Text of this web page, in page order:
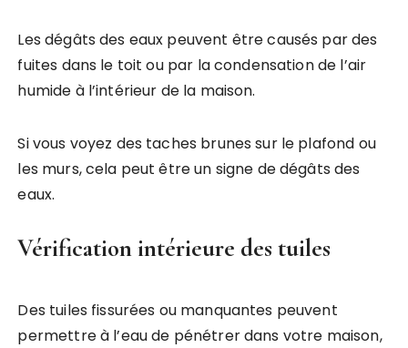
Les dégâts des eaux peuvent être causés par des
fuites dans le toit ou par la condensation de l’air
humide à l’intérieur de la maison.
Si vous voyez des taches brunes sur le plafond ou
les murs, cela peut être un signe de dégâts des
eaux.
Vérification intérieure des tuiles
Des tuiles fissurées ou manquantes peuvent
permettre à l’eau de pénétrer dans votre maison,